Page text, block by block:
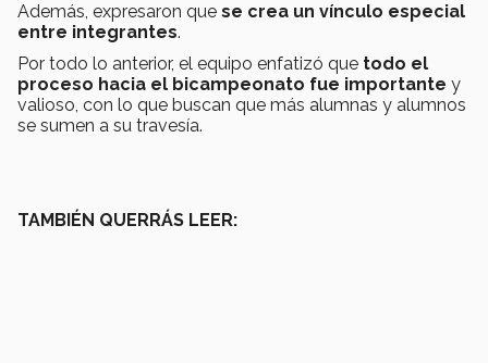
Además, expresaron que se crea un vínculo especial
entre integrantes.
Por todo lo anterior, el equipo enfatizó que todo el
proceso hacia el bicampeonato fue importante y
valioso, con lo que buscan que más alumnas y alumnos
se sumen a su travesía.
TAMBIÉN QUERRÁS LEER: